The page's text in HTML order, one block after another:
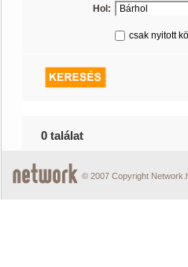
Hol:
csak nyitott
0 találat
© 2007 Copyright